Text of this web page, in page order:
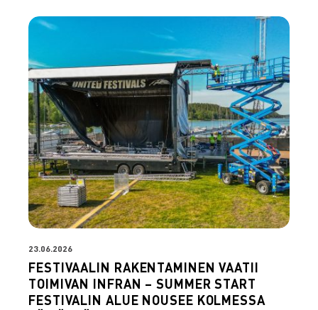
23.06.2026
FESTIVAALIN RAKENTAMINEN VAATII
TOIMIVAN INFRAN – SUMMER START
FESTIVALIN ALUE NOUSEE KOLMESSA